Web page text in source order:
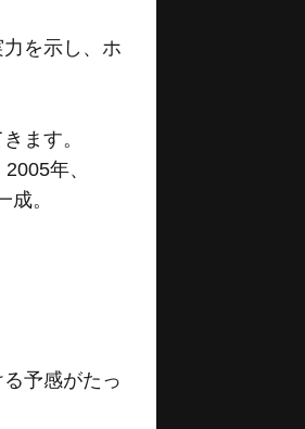
を示し、ホ
ます。
年、
。
予感がたっ